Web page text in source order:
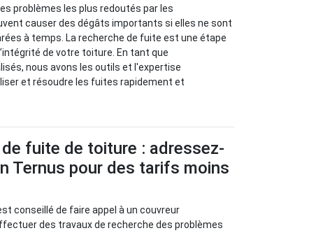
problèmes les plus redoutés par les
causer des dégâts importants si elles ne sont
à temps. La recherche de fuite est une étape
de votre toiture. En tant que
nous avons les outils et l'expertise
et résoudre les fuites rapidement et
fuite de toiture : adressez-
Ternus pour des tarifs moins
conseillé de faire appel à un couvreur
des travaux de recherche des problèmes